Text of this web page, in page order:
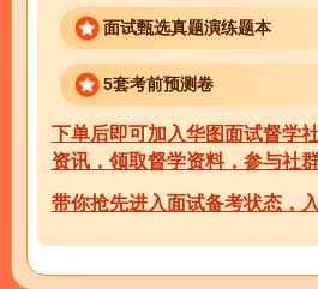
面试甄选真题演练题本
5套考前预测卷
下单后即可加入华图面试督学
资讯，领取督学资料，参与社
带你抢先进入面试备考状态，